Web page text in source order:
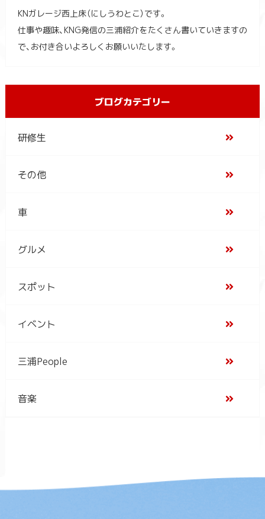
KNガレージ西上床（にしうわとこ）です。
仕事や趣味、KNG発信の三浦紹介をたくさん書いていきますの
で、お付き合いよろしくお願いいたします。
ブログカテゴリー
研修生
その他
車
グルメ
スポット
イベント
三浦People
音楽